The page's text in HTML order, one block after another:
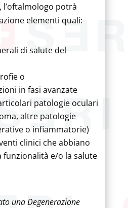
l’oftalmologo potrà
elementi quali:
di salute del
o
in fasi avanzate
patologie oculari
altre patologie
o infiammatorie)
clinici che abbiano
funzionalità e/o la salute
una Degenerazione